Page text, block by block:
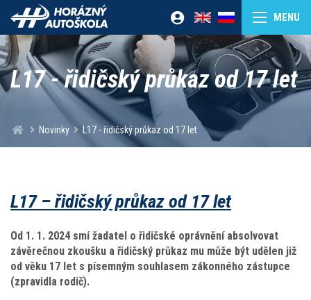
L17 - řidičský průkaz od 17 let
Novinky L17 - řidičský průkaz od 17 let
L17 – řidičský průkaz od 17 let
Od 1. 1. 2024 smí žadatel o řidičské oprávnění absolvovat
závěrečnou zkoušku a řidičský průkaz mu může být udělen již
od věku 17 let s písemným souhlasem zákonného zástupce
(zpravidla rodič).